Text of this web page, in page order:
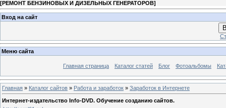
[РЕМОНТ БЕНЗИНОВЫХ И ДИЗЕЛЬНЫХ ГЕНЕРАТОРОВ]
Вход на сайт
Меню сайта
Главная страница Каталог статей Блог Фотоальбомы
Главная » Каталог сайтов » Работа и заработок » Заработок в Интернете
Интернет-издательство Info-DVD. Обучение созданию сайтов.